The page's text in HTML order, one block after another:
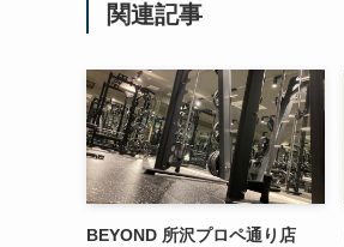
関連記事
BEYOND 所沢プロペ通り店